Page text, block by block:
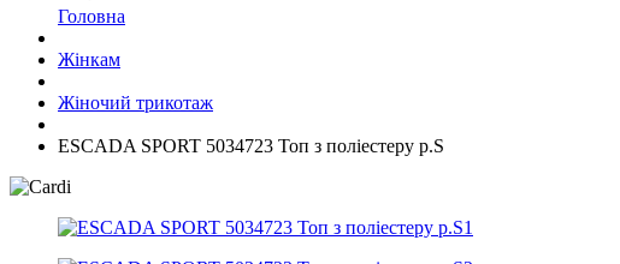
Головна
Жінкам
Жіночий трикотаж
ESCADA SPORT 5034723 Топ з поліестеру р.S